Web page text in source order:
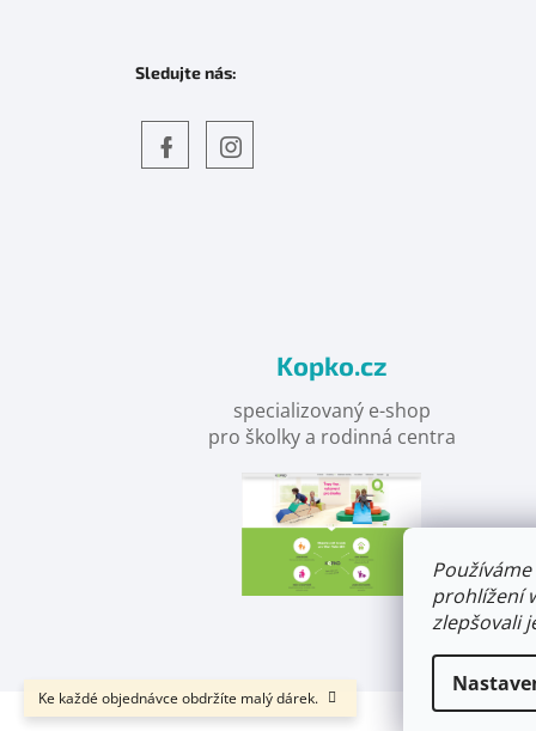
prohlížení
zlepšovali
Ke každé objednávce obdržíte malý dárek.
Sledujte nás:
Kopko.cz
specializovaný e-shop
pro školky a rodinná centra